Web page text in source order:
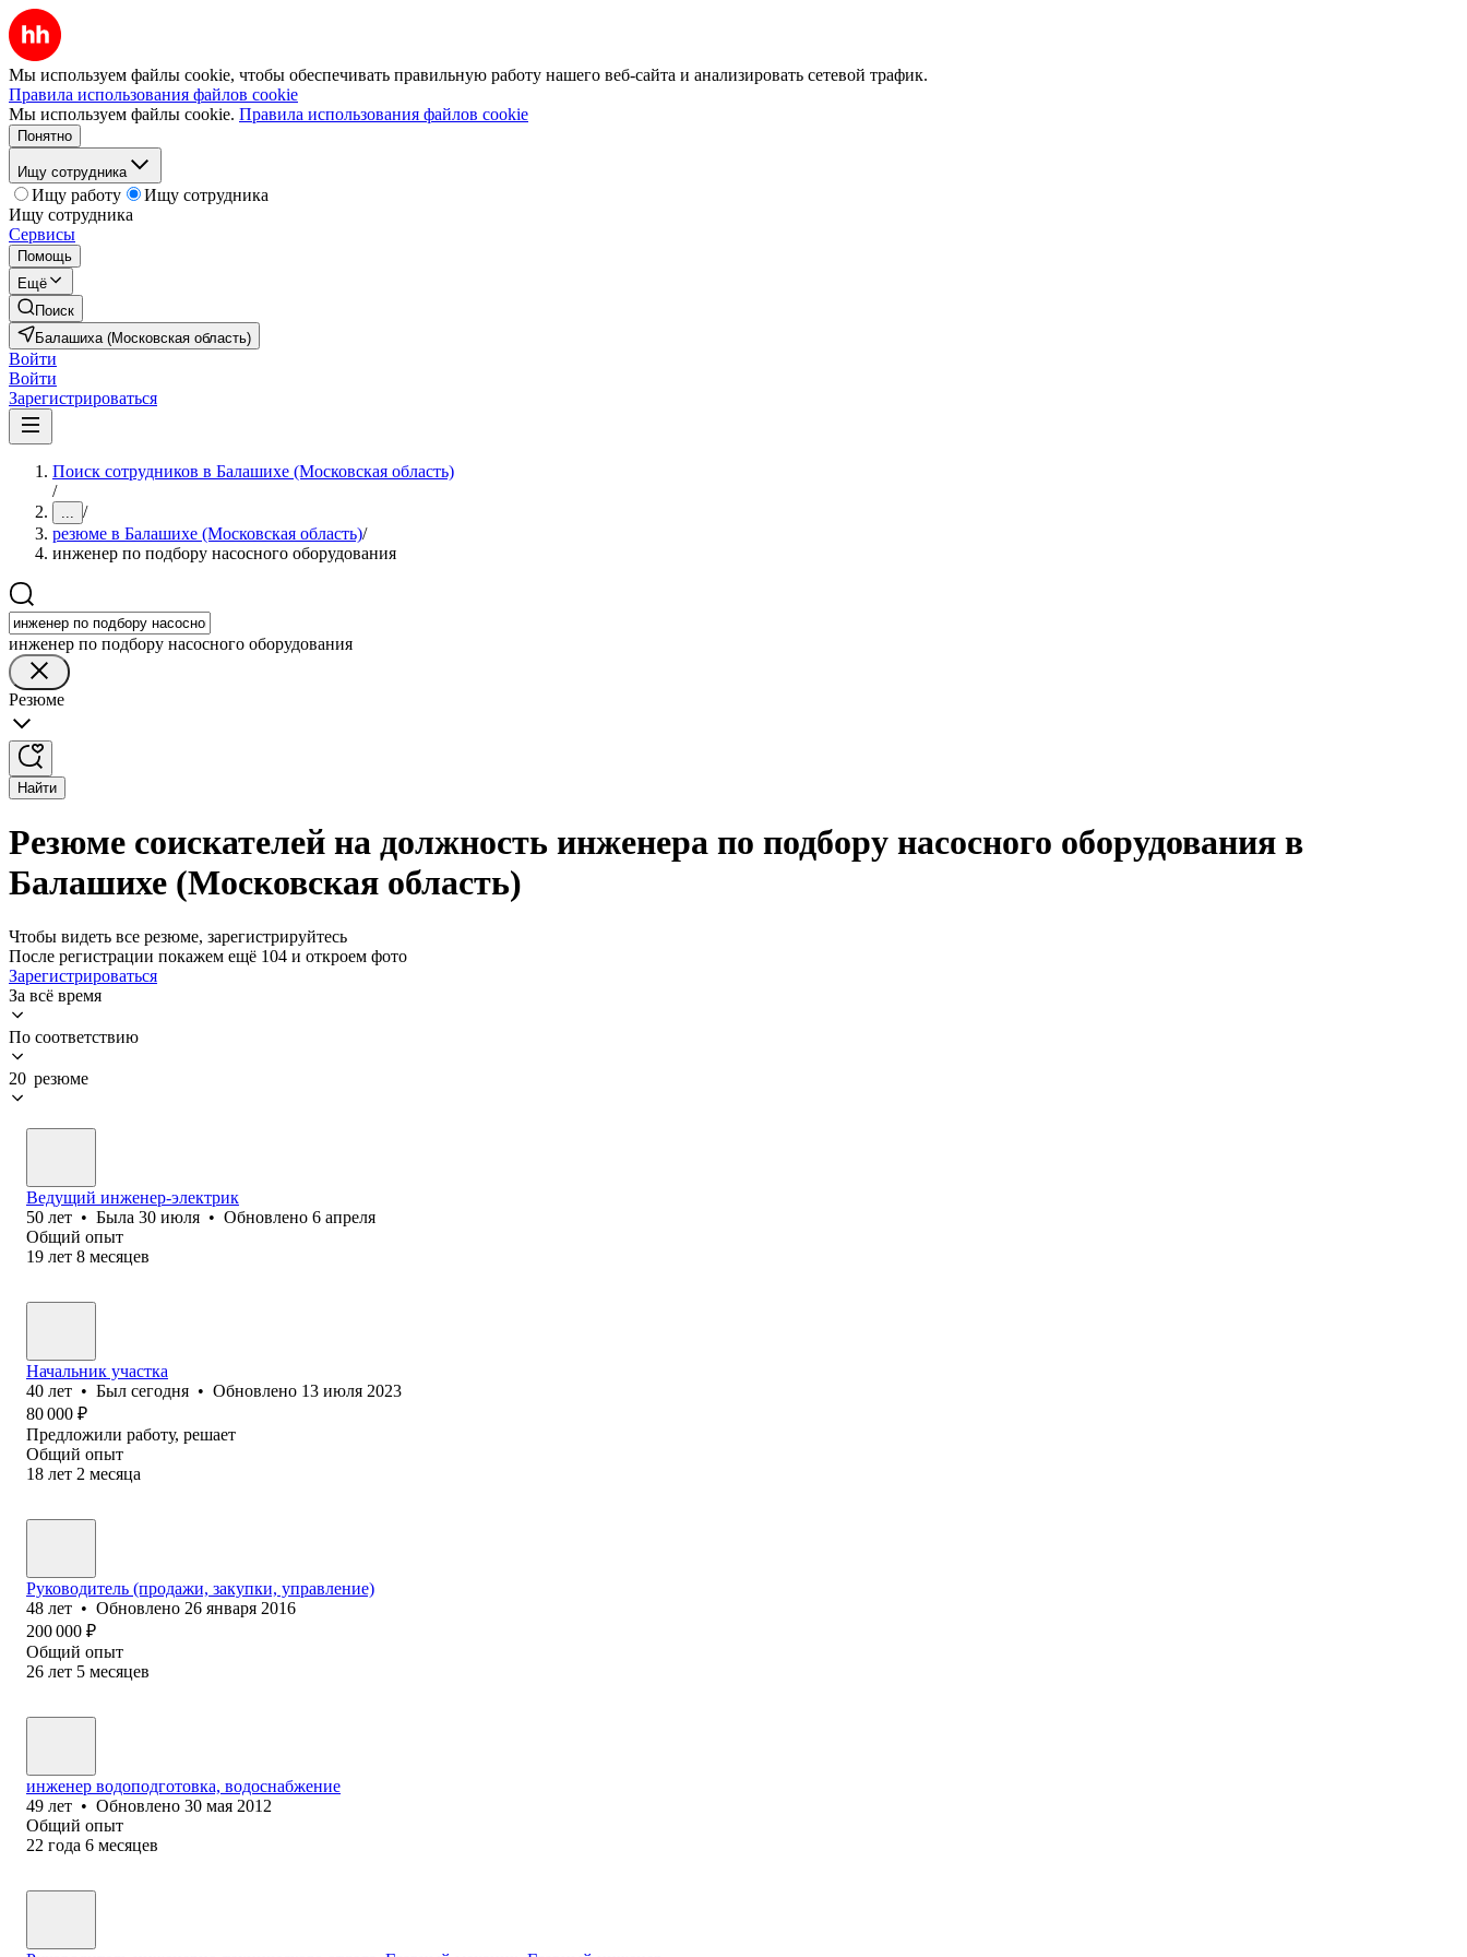
Мы используем файлы cookie, чтобы обеспечивать правильную работу нашего веб-сайта и анализировать сетевой трафик.
Правила использования файлов cookie
Мы используем файлы cookie. Правила использования файлов cookie
Понятно
Ищу сотрудника
Ищу работу
Ищу сотрудника
Ищу сотрудника
Сервисы
Помощь
Ещё
Поиск
Балашиха (Московская область)
Войти
Войти
Зарегистрироваться
Поиск сотрудников в Балашихе (Московская область)
/
... /
резюме в Балашихе (Московская область)/
инженер по подбору насосного оборудования
инженер по подбору насосного оборудования
Резюме
Найти
Резюме соискателей на должность инженера по подбору насосного оборудования в
Балашихе (Московская область)
Чтобы видеть все резюме, зарегистрируйтесь
После регистрации покажем ещё 104 и откроем фото
Зарегистрироваться
За всё время
По соответствию
20 резюме
Ведущий инженер-электрик
50 лет • Была 30 июля • Обновлено 6 апреля
Общий опыт
19 лет 8 месяцев
Начальник участка
40 лет • Был сегодня • Обновлено 13 июля 2023
80 000 ₽
Предложили работу, решает
Общий опыт
18 лет 2 месяца
Руководитель (продажи, закупки, управление)
48 лет • Обновлено 26 января 2016
200 000 ₽
Общий опыт
26 лет 5 месяцев
инженер водоподготовка, водоснабжение
49 лет • Обновлено 30 мая 2012
Общий опыт
22 года 6 месяцев